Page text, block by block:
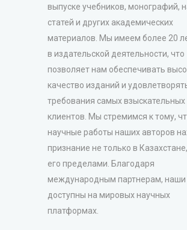
выпуске учебников, монографий,
статей и других академических
материалов. Мы имеем более 20
в издательской деятельности, что
позволяет нам обеспечивать
качество изданий и
требования самых взыскательных
клиентов. Мы стремимся к тому,
научные работы наших авторов
признание не только в
его пределами. Благодаря
международным партнерам, наши
доступны на мировых научных
платформах.